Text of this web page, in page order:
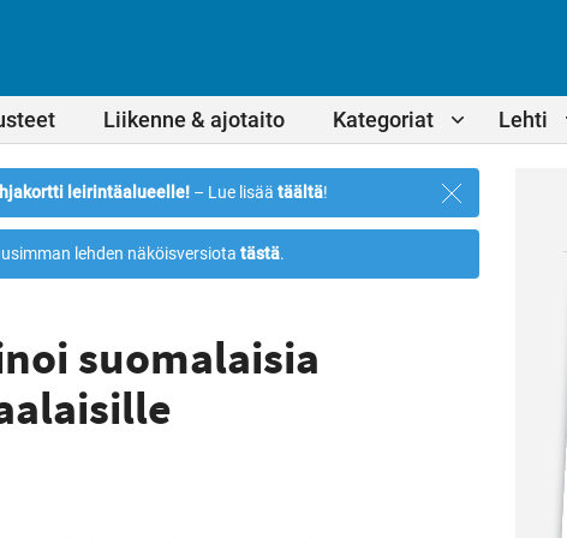
Liikenne & ajotaito Kategoriat Lehti
leirintäalueelle! – Lue lisää täältä!
Sulje
ilmoitus
lehden näköisversiota tästä.
suomalaisia